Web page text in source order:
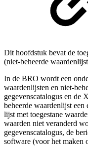
Dit hoofdstuk bevat de
(niet-beheerde
In de BRO wordt een
waardenlijsten en niet-
gegevenscatalogus en de
beheerde waardenlijst een
lijst met toegestane
waarden niet veranderd
gegevenscatalogus, de
software (voor het maken